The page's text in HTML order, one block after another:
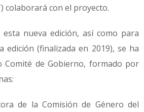
colaborará con el proyecto.
nueva edición, así como para
edición (finalizada en 2019), se ha
Comité de Gobierno, formado por
de la Comisión de Género del